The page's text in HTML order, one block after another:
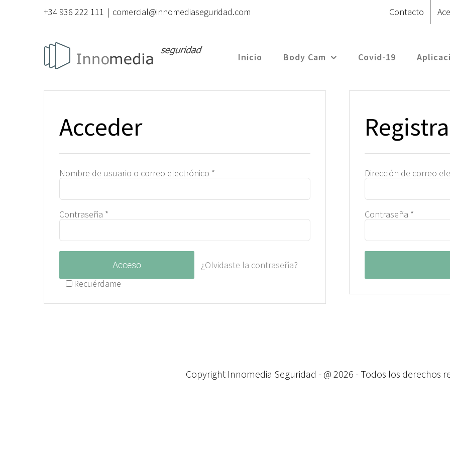
+34 936 222 111 | comercial@innomediaseguridad.com Contacto
Inicio Body Cam Covid-19
Acceder
Nombre de usuario o correo electrónico *
Contraseña *
Recuérdame
Acceso ¿Olvidaste la contraseña?
Dirección de correo
Contraseña *
Copyright Innomedia Seguridad - @ 2026 - Todos los derechos